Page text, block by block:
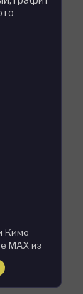
Кимо
MAX из